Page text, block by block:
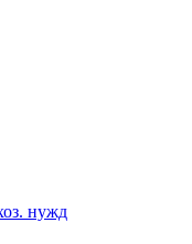
нужд